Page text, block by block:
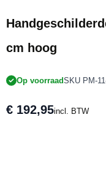
cm hoog
Op voorraadSKU PM-
€ 192,95incl. BTW